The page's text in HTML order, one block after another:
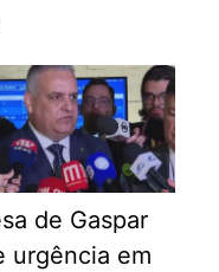
de Gaspar
urgência em